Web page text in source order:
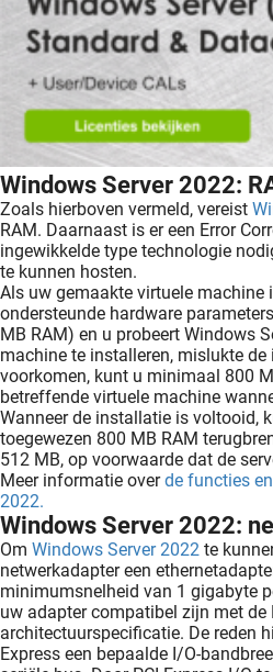
Windows Server 2022:
Zoals hierboven vermeld, vereist
RAM. Daarnaast is er een Error
ingewikkelde type technologie
te kunnen hosten.
Als uw gemaakte virtuele
ondersteunde hardware
MB RAM) en u probeert Windows
machine te installeren, mislukte
voorkomen, kunt u minimaal 800
betreffende virtuele machine
Wanneer de installatie is voltooid,
toegewezen 800 MB RAM
512 MB, op voorwaarde dat de
Meer informatie overde functies
2022.
Windows Server 2022:
Om Windows Server 2022 te
netwerkadapter een
minimumsnelheid van 1 gigabyte
uw adapter compatibel zijn met de
architectuurspecificatie. De reden
Express een bepaalde I/O-